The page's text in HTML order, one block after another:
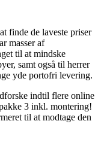
finde de laveste priser
masser af
til at mindske
samt også til herrer
yde portofri levering.
indtil flere online
3 inkl. montering!
til at modtage den